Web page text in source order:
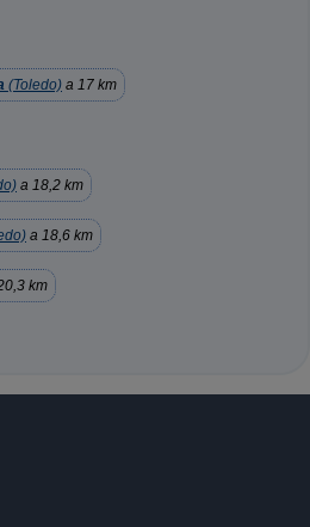
(Toledo) a 17 km
a 18,2 km
a 18,6 km
km